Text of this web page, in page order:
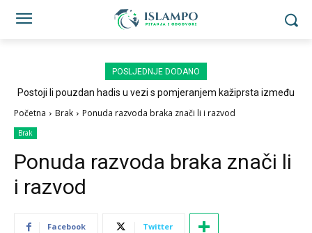
POSLJEDNJE DODANO
Postoji li pouzdan hadis u vezi s pomjeranjem kažiprsta između
Početna Brak Ponuda razvoda braka znači li i razvod
Brak
Ponuda razvoda braka znači li
i razvod
Facebook Twitter